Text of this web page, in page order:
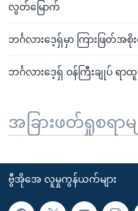
လွတ်မြောက်
ဘင်္ဂလားဒေ့ရှ်မှာ ကြားဖြတ်
ဘင်္ဂလားဒေ့ရှ် ဝန်ကြီးချုပ်
အခြားဖတ်ရှုစရာမျ
ဗွီအိုအေ လူမှုကွန်ယက်များ